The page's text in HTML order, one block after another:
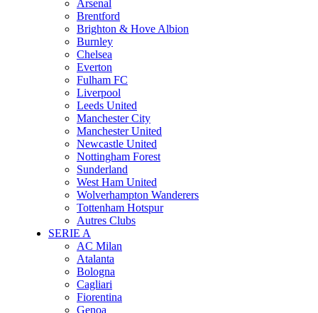
Arsenal
Brentford
Brighton & Hove Albion
Burnley
Chelsea
Everton
Fulham FC
Liverpool
Leeds United
Manchester City
Manchester United
Newcastle United
Nottingham Forest
Sunderland
West Ham United
Wolverhampton Wanderers
Tottenham Hotspur
Autres Clubs
SERIE A
AC Milan
Atalanta
Bologna
Cagliari
Fiorentina
Genoa